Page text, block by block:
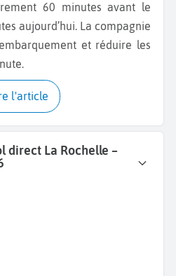
60 minutes avant le
aujourd’hui. La compagnie
et réduire les
l'article
direct La Rochelle –